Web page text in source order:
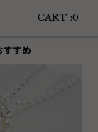
CART :0
すすめ